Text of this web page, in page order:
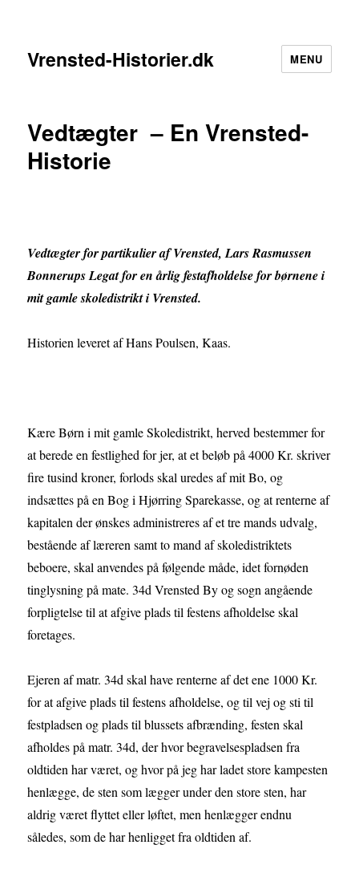
Vrensted-Historier.dk MENU
Vedtægter – En Vrensted-
Historie
Vedtægter for partikulier af Vrensted, Lars Rasmussen
Bonnerups Legat for en årlig festafholdelse for børnene i
mit gamle skoledistrikt i Vrensted.
Historien leveret af Hans Poulsen, Kaas.
Kære Børn i mit gamle Skoledistrikt, herved bestemmer for
at berede en festlighed for jer, at et beløb på 4000 Kr. skriver
fire tusind kroner, forlods skal uredes af mit Bo, og
indsættes på en Bog i Hjørring Sparekasse, og at renterne af
kapitalen der ønskes administreres af et tre mands udvalg,
bestående af læreren samt to mand af skoledistriktets
beboere, skal anvendes på følgende måde, idet fornøden
tinglysning på mate. 34d Vrensted By og sogn angående
forpligtelse til at afgive plads til festens afholdelse skal
foretages.
Ejeren af matr. 34d skal have renterne af det ene 1000 Kr.
for at afgive plads til festens afholdelse, og til vej og sti til
festpladsen og plads til blussets afbrænding, festen skal
afholdes på matr. 34d, der hvor begravelsespladsen fra
oldtiden har været, og hvor på jeg har ladet store kampesten
henlægge, de sten som lægger under den store sten, har
aldrig været flyttet eller løftet, men henlægger endnu
således, som de har henligget fra oldtiden af.